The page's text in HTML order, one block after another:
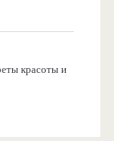
красоты и